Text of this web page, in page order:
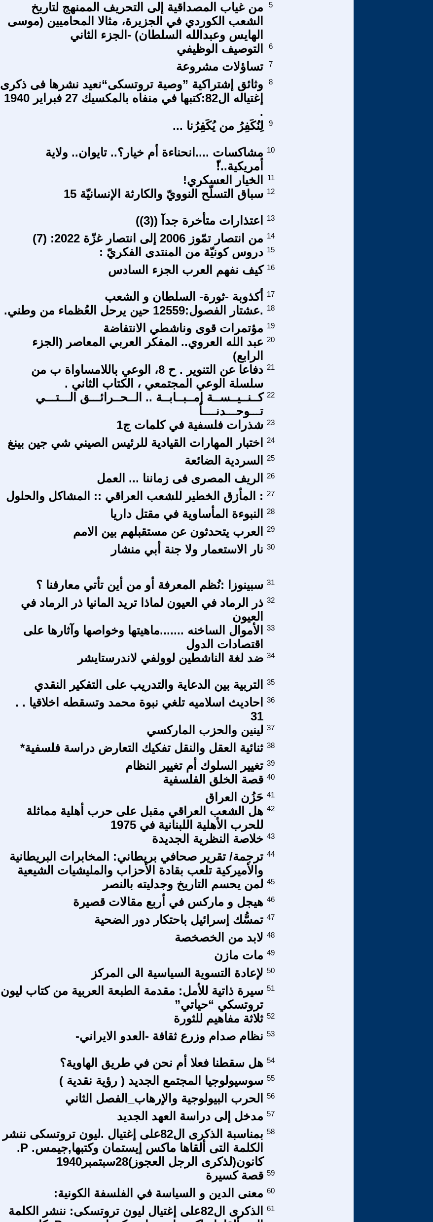
من غياب المصداقية إلى التحريف الممنهج لتاريخ
الشعب الكوردي في الجزيرة، مثالا المحاميين (موسى
الهايس وعبدالله السلطان) -الجزء الثاني
5
التوصيف الوظيفي 6
تساؤلات مشروعة 7
وثائق إشتراكية ”وصية تروتسكى“نعيد نشرها فى ذكرى
إغتياله ال82:كتبها في منفاه بالمكسيك 27 فبراير 1940
.
8
لِنُكَفِرُ من يُكَفِرُنا ... 9
مشاكسات ....انحناءة أم خيار؟.. تايوان.. ولاية
أمريكية..!ّ
10
الخيار العسكري!
11
سباق التسلّح النوويّ والكارثة الإنسانيّة 15 12
اعتذارات متأخرة جدآ ((3)) 13
من انتصار تمّوز 2006 إلى انتصار غزّة 2022: (7) 14
دروس كونيّة من المنتدى الفكريّ : 15
كيف نفهم العرب الجزء السادس 16
أكذوبة -ثورة- السلطان و الشعب
17
.عشتار الفصول:12559 حين يرحل العُظماء من وطني. 18
مؤتمرات قوى وناشطي الانتفاضة 19
عبد الله العروي.. المفكر العربي المعاصر (الجزء
الرابع)
20
دفاعا عن التنوير . ح 8، الوعي باللامساواة ب من
سلسلة الوعي المجتمعي ، الكتاب الثاني .
21
كــنــيــســة إمــبــابــة .. الــحــرائـــق الـــتـــي
تـــوحـــدنــــأ
22
شذرات فلسفية في كلمات ج1 23
اختبار المهارات القيادية للرئيس الصيني شي جين بينغ 24
السردية الضائعة 25
الريف المصرى فى زماننا ... العمل 26
: المأزق الخطير للشعب العراقي :: المشاكل والحلول 27
النبوءة المأساوية في مقتل داريا 28
العرب يتحدثون عن مستقبلهم بين الامم 29
نار الاستعمار ولا جنة أبي منشار 30
سبينوزا :نُظم المعرفة أو من أين تأتي معارفنا ؟ 31
ذر الرماد في العيون لماذا تريد المانيا ذر الرماد في
العيون
32
الأموال الساخنه .......ماهيتها وخواصها وآثارها على
اقتصادات الدول
33
ضد لغة الناشطين لوولفي لاندرستايشر 34
التربية بين الدعاية والتدريب على التفكير النقدي 35
احاديث اسلاميه تلغي نبوة محمد وتسقطه اخلاقيا . .
31
36
لينين والحزب الماركسي 37
ثنائية العقل والنقل تفكيك التعارض دراسة فلسفية* 38
تغيير السلوك أم تغيير النظام 39
قصة الخلق الفلسفية 40
حَزُن العراق 41
هل الشعب العراقي مقبل على حرب أهلية مماثلة
للحرب الأهلية اللبنانية في 1975
42
خلاصة النظرية الجديدة 43
ترجمة/ تقرير صحافي بريطاني: المخابرات البريطانية
والأميركية تلعب بقادة الأحزاب والمليشيات الشيعية
44
لمن يحسم التاريخ وجدليته بالنصر 45
هيجل و ماركس في أربع مقالات قصيرة 46
تمسُّك إسرائيل باحتكار دور الضحية 47
لابد من الخصخصة 48
مات مازن 49
لإعادة التسوية السياسية الى المركز 50
سيرة ذاتية للأمل: مقدمة الطبعة العربية من كتاب ليون
تروتسكي “حياتي”
51
ثلاثة مفاهيم للثورة 52
نظام صدام وزرع ثقافة -العدو الايراني- 53
هل سقطنا فعلا أم نحن في طريق الهاوية؟ 54
سوسيولوجيا المجتمع الجديد ( رؤية نقدية ) 55
الحرب البيولوجية والإرهاب_الفصل الثاني 56
مدخل إلى دراسة العهد الجديد 57
بمناسبة الذكرى ال82على إغتيال .ليون تروتسكى ننشر
الكلمة التى ألقاها ماكس إيستمان وكتبها,جيمس. P.
كانون(لذكرى الرجل العجوز)28سبتمبر1940
58
قصة كسيرة 59
معنى الدين و السياسة في الفلسفة الكونية: 60
الذكرى ال82على إغتيال ليون تروتسكى: ننشر الكلمة
61